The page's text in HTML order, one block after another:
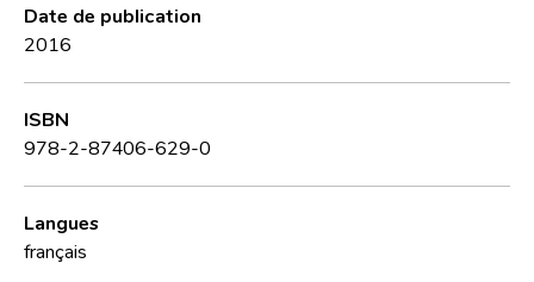
Date de publication
2016
ISBN
978-2-87406-629-0
Langues
français